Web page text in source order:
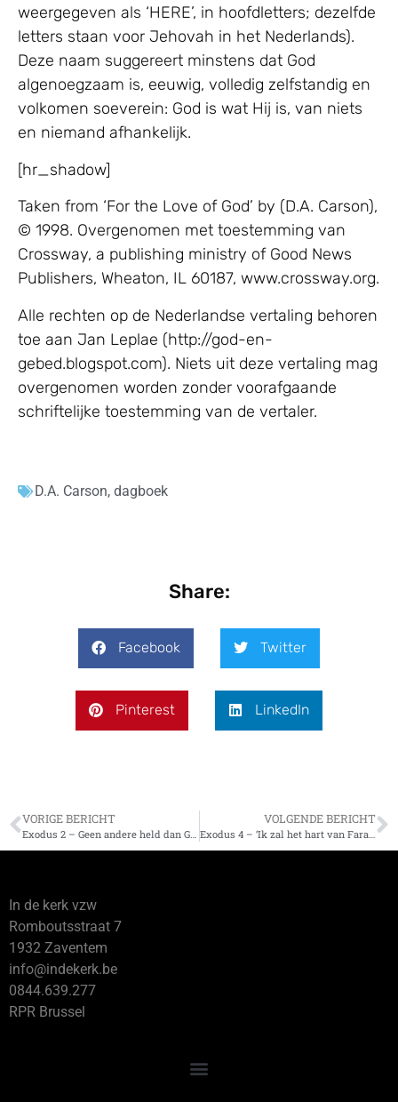
weergegeven als ‘HERE’, in hoofdletters; dezelfde
letters staan voor Jehovah in het Nederlands).
Deze naam suggereert minstens dat God
algenoegzaam is, eeuwig, volledig zelfstandig en
volkomen soeverein: God is wat Hij is, van niets
en niemand afhankelijk.
[hr_shadow]
Taken from ‘For the Love of God’ by (D.A. Carson),
© 1998. Overgenomen met toestemming van
Crossway, a publishing ministry of Good News
Publishers, Wheaton, IL 60187, www.crossway.org.
Alle rechten op de Nederlandse vertaling behoren
toe aan Jan Leplae (http://god-en-
gebed.blogspot.com). Niets uit deze vertaling mag
overgenomen worden zonder voorafgaande
schriftelijke toestemming van de vertaler.
D.A. Carson, dagboek
Share:
Facebook Twitter
Pinterest LinkedIn
VORIGE BERICHT VOLGENDE BERICHT
Exodus 4 – ‘Ik zal het hart van Farao verharden’
In de kerk vzw
Romboutsstraat 7
1932 Zaventem
info@indekerk.be
0844.639.277
RPR Brussel